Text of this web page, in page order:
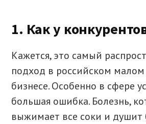
1. Как у
Кажется, это самый
подход в российском малом
бизнесе. Особенно в сфере
большая ошибка. Болезнь,
выжимает все соки и душит